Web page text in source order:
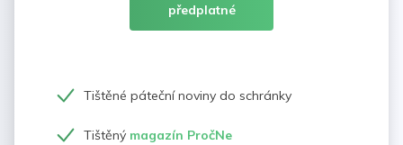
předplatné
Tištěné páteční noviny do schránky
Tištěný magazín PročNe